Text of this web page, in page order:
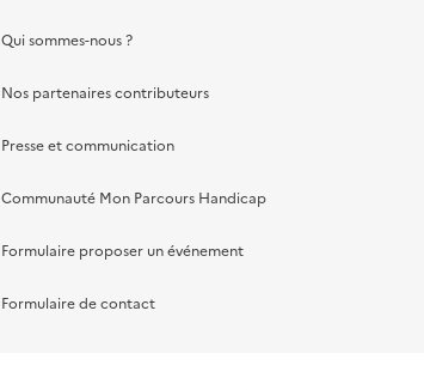
Qui sommes-nous ?
Nos partenaires contributeurs
Presse et communication
Communauté Mon Parcours Handicap
Formulaire proposer un événement
Formulaire de contact